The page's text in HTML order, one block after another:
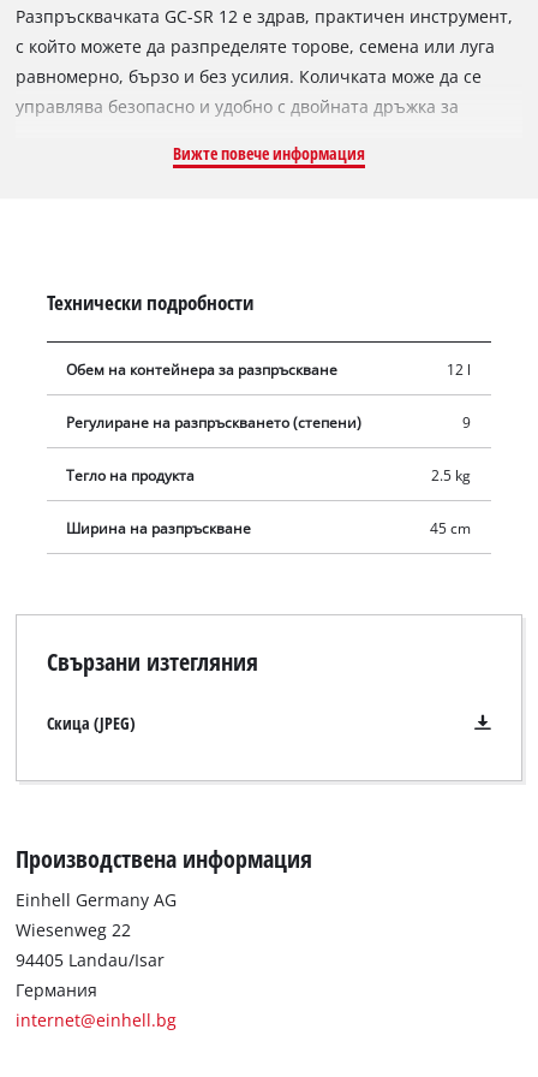
Разпръсквачката GC-SR 12 е здрав, практичен инструмент,
с който можете да разпределяте торове, семена или луга
равномерно, бързо и без усилия. Количката може да се
управлява безопасно и удобно с двойната дръжка за
позволяват съхранение на минимално място. Корпусът на
помощта на регулиращия лост.
Вижте повече информация
Технически подробности
Обем на контейнера за разпръскване 12 l
Регулиране на разпръскването (степени) 9
Тегло на продукта 2.5 kg
Ширина на разпръскване 45 cm
Свързани изтегляния
Скица (JPEG)
Производствена информация
Einhell Germany AG
Wiesenweg 22
94405 Landau/Isar
Германия
internet@einhell.bg